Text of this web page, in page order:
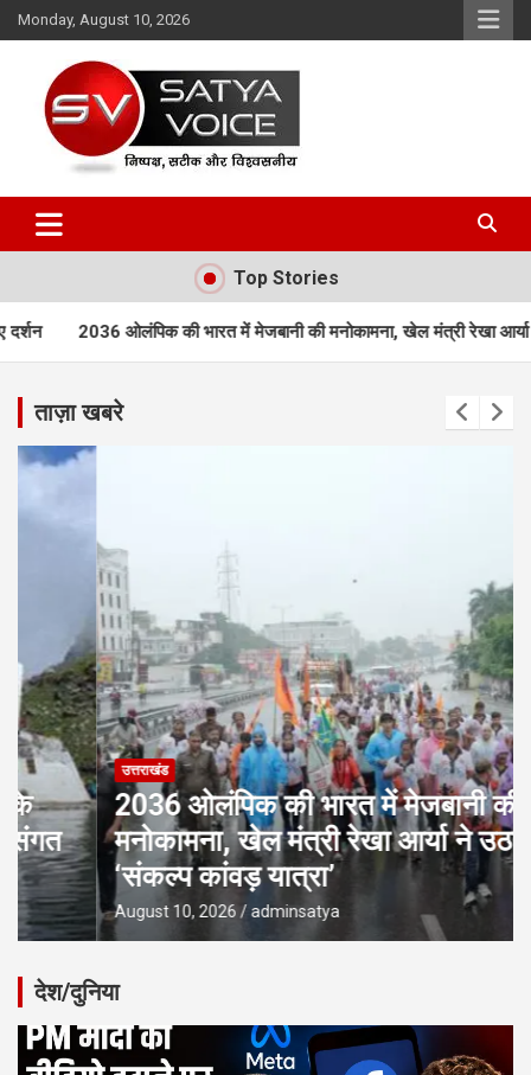
Skip
to
Monday, August 10, 2026
Satya Voice
Top Stories
भारत में मेजबानी की मनोकामना, खेल मंत्री रेखा आर्या ने उठाई ‘संकल्प कांवड़
ताज़ा खबरे
उत्तराखंड
2036 ओलंपिक की भारत में मेजबानी की
मनोकामना, खेल मंत्री रेखा आर्या ने उठाई
‘संकल्प कांवड़ यात्रा’
August 10, 2026 adminsatya
देश/दुनिया